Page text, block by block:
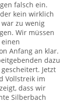
falsch ein.
kein wirklich
zu wenig
Wir müssen
Anfang an klar.
dazu
Jetzt
Vollstreik im
dass wir
Silberbach